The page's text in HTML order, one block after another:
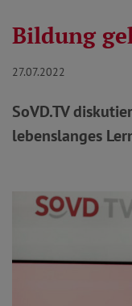
Bildung
27.07.2022
SoVD.TV
lebenslanges